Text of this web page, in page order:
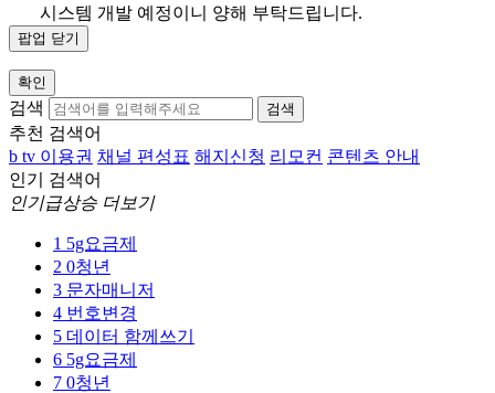
시스템 개발 예정이니 양해 부탁드립니다.
팝업 닫기
확인
검색 검색
추천 검색어
b tv 이용권 채널 편성표 해지신청 리모컨 콘텐츠 안내
인기 검색어
인기급상승 더보기
1 5g요금제
2 0청년
3 문자매니저
4 번호변경
5 데이터 함께쓰기
6 5g요금제
7 0청년